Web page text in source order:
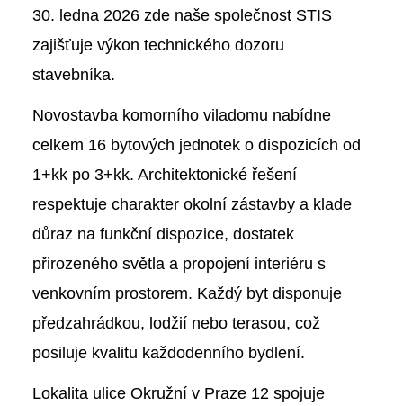
30. ledna 2026 zde naše společnost STIS
zajišťuje výkon technického dozoru
stavebníka.
Novostavba komorního viladomu nabídne
celkem 16 bytových jednotek o dispozicích od
1+kk po 3+kk. Architektonické řešení
respektuje charakter okolní zástavby a klade
důraz na funkční dispozice, dostatek
přirozeného světla a propojení interiéru s
venkovním prostorem. Každý byt disponuje
předzahrádkou, lodžií nebo terasou, což
posiluje kvalitu každodenního bydlení.
Lokalita ulice Okružní v Praze 12 spojuje